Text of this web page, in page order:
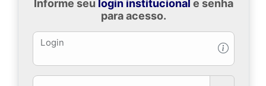
Informe seu login institucional e senha
para acesso.
Login